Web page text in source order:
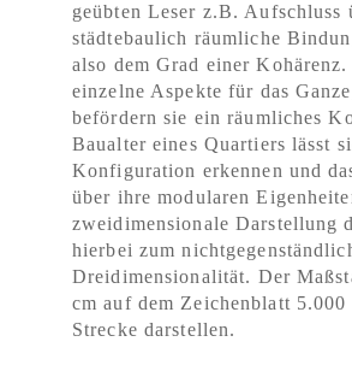
geübten Leser z.B. Aufschluss
städtebaulich räumliche
also dem Grad einer
einzelne Aspekte für das
befördern sie ein räumliches
Baualter eines Quartiers lässt
Konfiguration erkennen und
über ihre modularen
zweidimensionale Darstellung
hierbei zum
Dreidimensionalität. Der
cm auf dem Zeichenblatt
Strecke darstellen.